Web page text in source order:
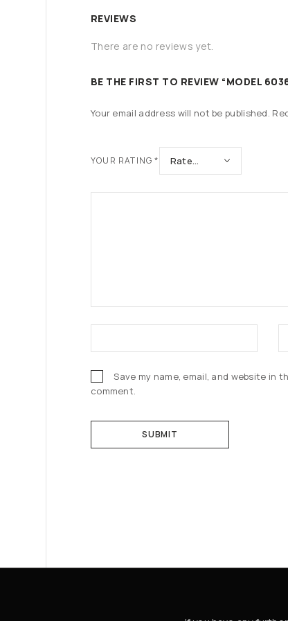
REVIEWS
There are no reviews yet.
BE THE FIRST TO REVIEW “MODEL
Your email address will not be published.
YOUR RATING*
Save my name, email, and website in
comment.